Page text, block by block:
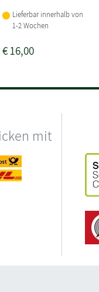
Lieferbar innerhalb von
1-2 Wochen
€16,00
mit